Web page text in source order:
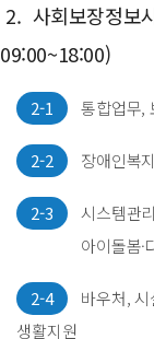
2. 사회보장정보
09:00~18:00)
2-1 통합업무,
2-2 장애인복
2-3
시스템관
아이돌봄·
2-4
바우처,
생활지원